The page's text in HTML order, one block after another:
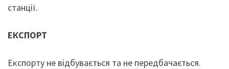
станції.
ЕКСПОРТ
Експорту не відбувається та не передбачається.